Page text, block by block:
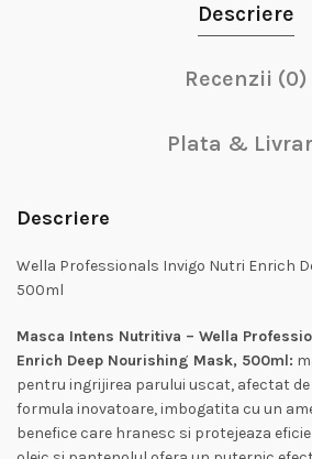
Descriere
Recenzii (0)
Plata &
Descriere
Wella Professionals Invigo Nutri Enrich
500ml
Masca Intens Nutritiva – Wella
Enrich Deep Nourishing Mask, 500ml:
pentru ingrijirea parului uscat, afectat
formula inovatoare, imbogatita cu un
benefice care hranesc si protejeaza